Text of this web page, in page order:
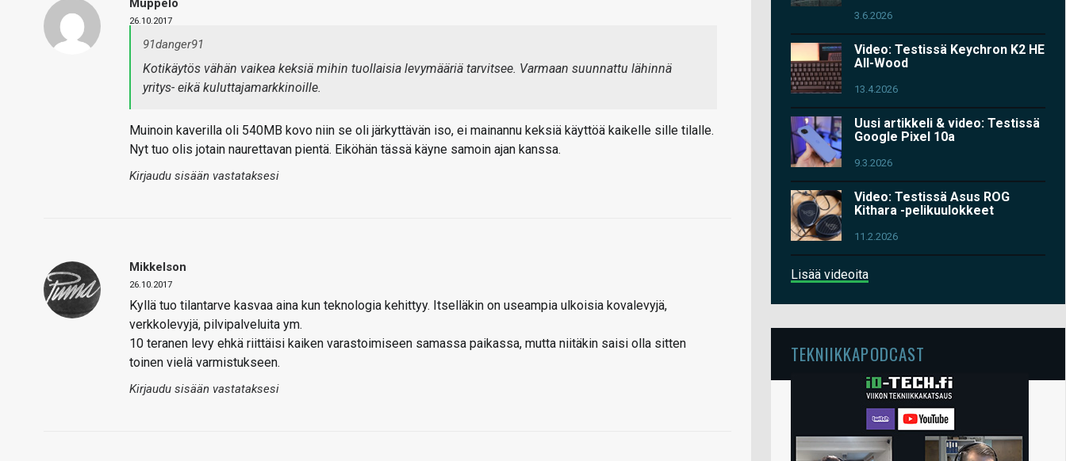
Muppelo
26.10.2017
91danger91
Kotikäytös vähän vaikea keksiä mihin tuollaisia levymääriä tarvitsee. Varmaan suunnattu lähinnä
yritys- eikä kuluttajamarkkinoille.
Muinoin kaverilla oli 540MB kovo niin se oli järkyttävän iso, ei mainannu keksiä käyttöä kaikelle sille tilalle.
Nyt tuo olis jotain naurettavan pientä. Eiköhän tässä käyne samoin ajan kanssa.
Kirjaudu sisään vastataksesi
Mikkelson
26.10.2017
Kyllä tuo tilantarve kasvaa aina kun teknologia kehittyy. Itselläkin on useampia ulkoisia kovalevyjä,
verkkolevyjä, pilvipalveluita ym.
10 teranen levy ehkä riittäisi kaiken varastoimiseen samassa paikassa, mutta niitäkin saisi olla sitten
toinen vielä varmistukseen.
Kirjaudu sisään vastataksesi
3.6.2026
Video: Testissä Keychron K2 HE
All-Wood
13.4.2026
Uusi artikkeli & video: Testissä
Google Pixel 10a
9.3.2026
Video: Testissä Asus ROG
Kithara -pelikuulokkeet
11.2.2026
Lisää videoita
TEKNIIKKAPODCAST